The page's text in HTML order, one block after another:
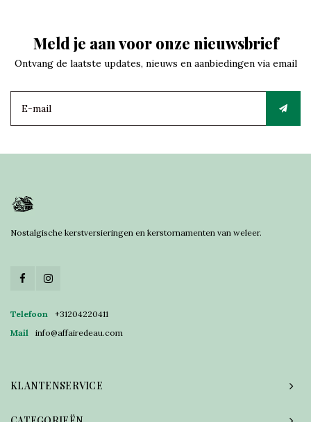
Meld je aan voor onze nieuwsbrief
Ontvang de laatste updates, nieuws en aanbiedingen via email
Nostalgische kerstversieringen en kerstornamenten van weleer.
Telefoon
+31204220411
Mail
info@affairedeau.com
KLANTENSERVICE